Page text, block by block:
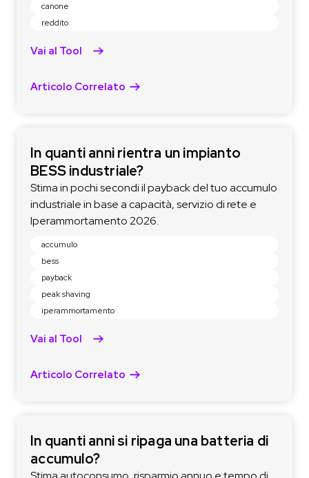
canone
reddito
Vai al Tool
Articolo Correlato
In quanti anni rientra un impianto
BESS industriale?
Stima in pochi secondi il payback del tuo accumulo
industriale in base a capacità, servizio di rete e
Iperammortamento 2026.
accumulo
bess
payback
peak shaving
iperammortamento
Vai al Tool
Articolo Correlato
In quanti anni si ripaga una batteria di
accumulo?